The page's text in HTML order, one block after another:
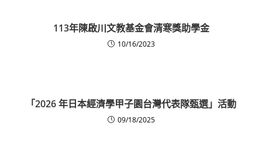
113年陳啟川文教基金會清寒獎助學金
10/16/2023
「2026 年日本經濟學甲子園台灣代表隊甄選」活動
09/18/2025